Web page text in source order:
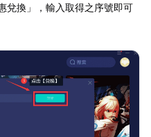
兌換」，輸入取得之序號即可